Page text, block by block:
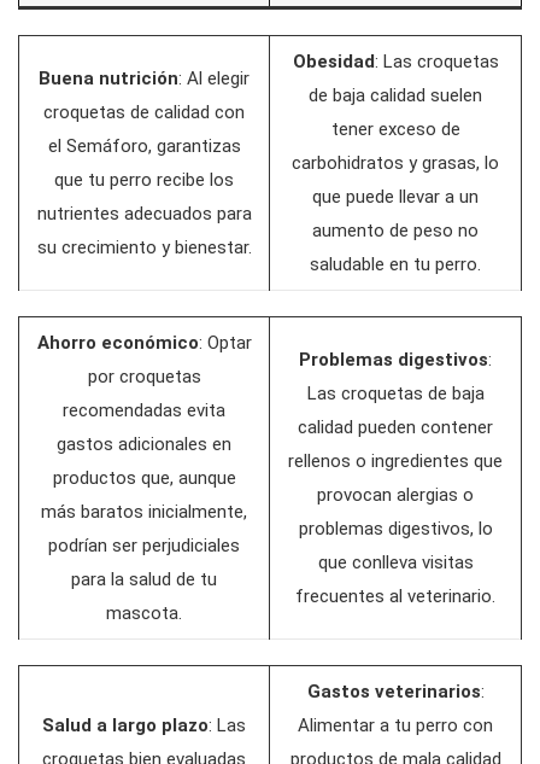
Buena nutrición: Al elegir
croquetas de calidad con
el Semáforo, garantizas
que tu perro recibe los
nutrientes adecuados para
su crecimiento y bienestar.
Obesidad: Las croquetas
de baja calidad suelen
tener exceso de
carbohidratos y grasas, lo
que puede llevar a un
aumento de peso no
saludable en tu perro.
Ahorro económico: Optar
por croquetas
recomendadas evita
gastos adicionales en
productos que, aunque
más baratos inicialmente,
podrían ser perjudiciales
para la salud de tu
mascota.
Problemas digestivos:
Las croquetas de baja
calidad pueden contener
rellenos o ingredientes que
provocan alergias o
problemas digestivos, lo
que conlleva visitas
frecuentes al veterinario.
Salud a largo plazo: Las
croquetas bien evaluadas
Gastos veterinarios:
Alimentar a tu perro con
productos de mala calidad